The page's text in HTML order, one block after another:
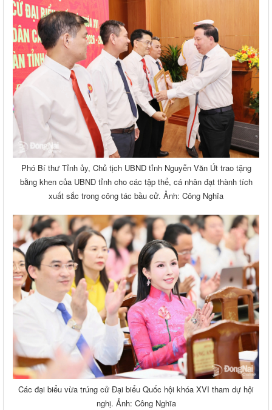
Phó Bí thư Tỉnh ủy, Chủ tịch UBND tỉnh Nguyễn Văn Út trao tặng
bằng khen của UBND tỉnh cho các tập thể, cá nhân đạt thành tích
xuất sắc trong công tác bầu cử. Ảnh: Công Nghĩa
Các đại biểu vừa trúng cử Đại biểu Quốc hội khóa XVI tham dự hội
nghị. Ảnh: Công Nghĩa